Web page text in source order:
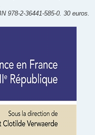
978-2-36441-585-0. 30 euros.